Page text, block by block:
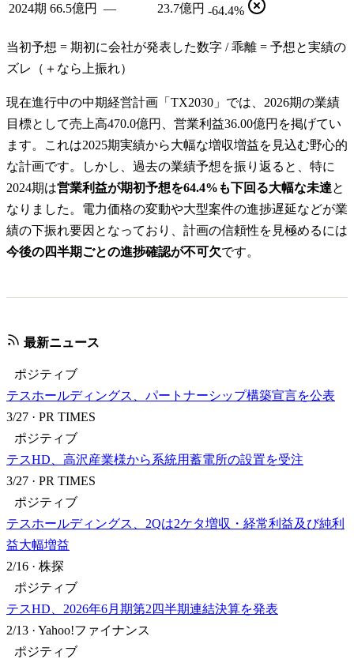
2024期 66.5億円 — 23.7億円 -64.4%
当初予想 = 期初に会社が発表した数字 / 乖離 = 予想と実績の
ズレ（＋なら上振れ）
現在進行中の中期経営計画「TX2030」では、2026期の業績
目標として売上高470.0億円、営業利益36.00億円を掲げてい
ます。これは2025期実績から大幅な増収増益を見込む野心的
な計画です。しかし、過去の業績予想を振り返ると、特に
2024期は営業利益が期初予想を64.4%も下回る大幅な未達と
なりました。電力価格の変動や大型案件の進捗遅延などが業
績の下振れ要因となっており、計画の信頼性を見極めるには
今後の四半期ごとの進捗確認が不可欠です。
最新ニュース
ポジティブ
テスホールディングス、パートナーシップ構築宣言を公表
3/27 · PR TIMES
ポジティブ
テスHD、高沢産業様から系統用蓄電所の設置を受注
3/27 · PR TIMES
ポジティブ
テスホールディングス、2Qは2ケタ増収・経常利益及び純利
益大幅増益
2/16 · 株探
ポジティブ
テスHD、2026年6月期第2四半期連結決算を発表
2/13 · Yahoo!ファイナンス
ポジティブ